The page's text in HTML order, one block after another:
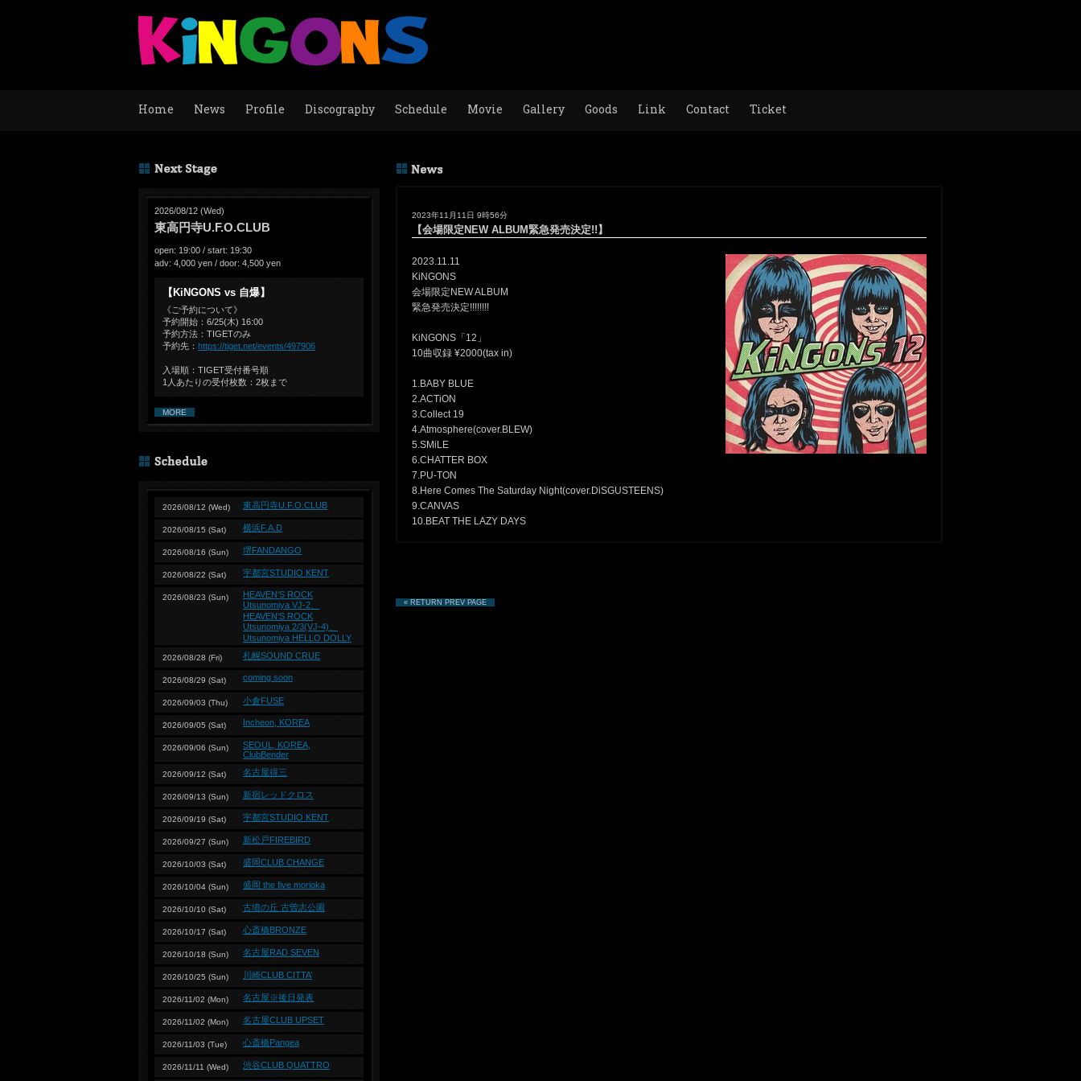
Home News Profile Discography Schedule Movie Gallery Goods Link Contact Ticket
2026/08/12 (Wed)
東高円寺U.F.O.CLUB
open: 19:00 / start: 19:30
adv: 4,000 yen / door: 4,500 yen
【KiNGONS vs 自爆】
《ご予約について》
予約開始：6/25(木) 16:00
予約方法：TIGETのみ
予約先： https://tiget.net/events/497906
入場順：TIGET受付番号順
1人あたりの受付枚数：2枚まで
MORE
東高円寺U.F.O.CLUB
2026/08/12 (Wed)
横浜F.A.D
2026/08/15 (Sat)
堺FANDANGO
2026/08/16 (Sun)
宇都宮STUDIO KENT
2026/08/22 (Sat)
HEAVEN'S ROCK
Utsunomiya VJ-2、
HEAVEN'S ROCK
Utsunomiya 2/3(VJ-4)、
Utsunomiya HELLO DOLLY
2026/08/23 (Sun)
札幌SOUND CRUE
2026/08/28 (Fri)
coming soon
2026/08/29 (Sat)
小倉FUSE
2026/09/03 (Thu)
Incheon, KOREA
2026/09/05 (Sat)
SEOUL, KOREA,
ClubBender
2026/09/06 (Sun)
名古屋得三
2026/09/12 (Sat)
新宿レッドクロス
2026/09/13 (Sun)
宇都宮STUDIO KENT
2026/09/19 (Sat)
新松戸FIREBIRD
2026/09/27 (Sun)
盛岡CLUB CHANGE
2026/10/03 (Sat)
盛岡 the five morioka
2026/10/04 (Sun)
古墳の丘 古曽志公園
2026/10/10 (Sat)
心斎橋BRONZE
2026/10/17 (Sat)
名古屋RAD SEVEN
2026/10/18 (Sun)
川崎CLUB CITTA’
2026/10/25 (Sun)
名古屋※後日発表
2026/11/02 (Mon)
名古屋CLUB UPSET
2026/11/02 (Mon)
心斎橋Pangea
2026/11/03 (Tue)
渋谷CLUB QUATTRO
2026/11/11 (Wed)
2023年11月11日 9時56分
【会場限定NEW ALBUM緊急発売決定!!】
2023.11.11
KiNGONS
会場限定NEW ALBUM
緊急発売決定!!!!!!!!
KiNGONS「12」
10曲収録 ¥2000(tax in)
1.BABY BLUE
2.ACTiON
3.Collect 19
4.Atmosphere(cover.BLEW)
5.SMiLE
6.CHATTER BOX
7.PU-TON
8.Here Comes The Saturday Night(cover.DiSGUSTEENS)
9.CANVAS
10.BEAT THE LAZY DAYS
« RETURN PREV PAGE